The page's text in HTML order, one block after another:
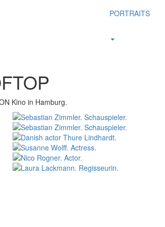
überspringen
PORTRAITS
Kino in Hamburg.